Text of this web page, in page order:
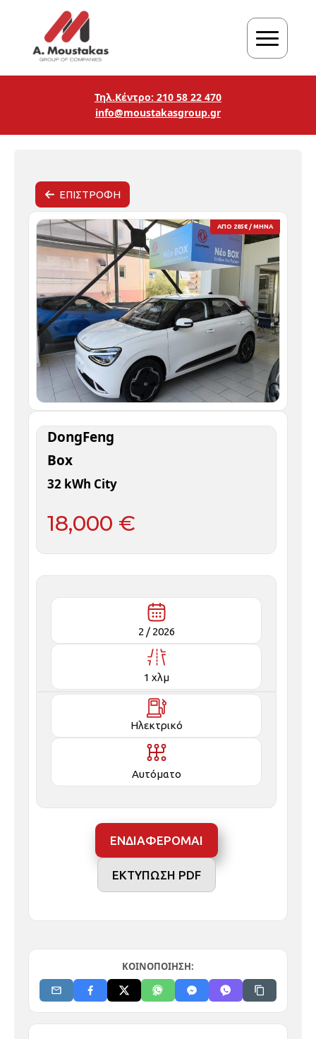
Τηλ.Κέντρο: 210 58 22 470
info@moustakasgroup.gr
ΕΠΙΣΤΡΟΦΗ
ΑΠΟ 285€ / ΜΗΝΑ
DongFeng
Box
32 kWh City
18,000 €
2 / 2026
1 χλμ
Ηλεκτρικό
Αυτόματο
ΕΝΔΙΑΦΕΡΟΜΑΙ
ΕΚΤΥΠΩΣΗ PDF
ΚΟΙΝΟΠΟΙΗΣΗ: